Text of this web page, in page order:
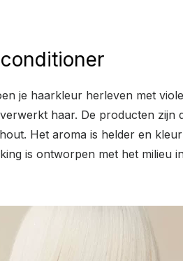
je haarkleur herleven met
haar. De producten
Het aroma is helder en
is ontworpen met het milieu